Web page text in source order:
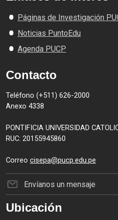
Páginas de Investigación
Noticias PuntoEdu
Agenda PUCP
Contacto
Teléfono (+511) 626-2000
Anexo 4338
PONTIFICIA UNIVERSIDAD
RUC: 20155945860
Correo cisepa@pucp.edu.pe
Envíanos un mensaje
Ubicación